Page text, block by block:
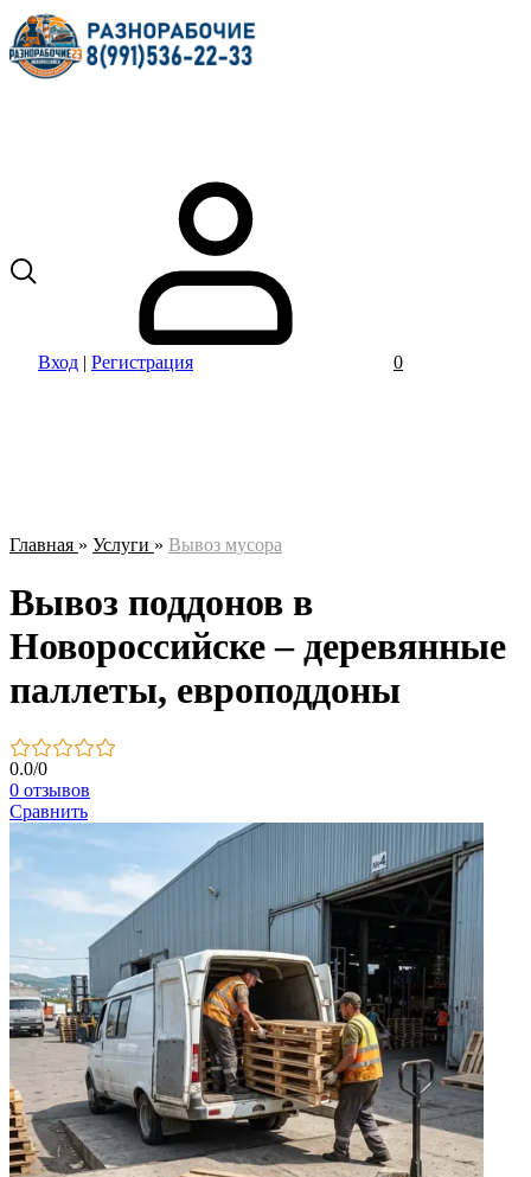
Вход | Регистрация 0
Главная » Услуги » Вывоз мусора
Вывоз поддонов в
Новороссийске – деревянные
паллеты, европоддоны
0.0/0
0 отзывов
Сравнить